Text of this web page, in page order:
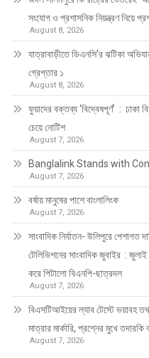
সংযোগ ও প্রশাসনিক নিয়ন্ত্রণ নিয়ে
August 8, 2026
যাত্রাবাড়ীতে ডিএনসি’র ঝটিকা
গ্রেপ্তার ১
August 8, 2026
ফুয়াদের বক্তব্য ‘বিদ্বেষপূর্ণ’ : ঢাকা
চেয়ে নোটিশ
August 7, 2026
Banglalink Stands with
August 7, 2026
বর্ষায় মানুষের পাশে বাংলালিংক
August 7, 2026
সাংবাদিক নির্যাতন- উলিপুরে পেশাগত
টেলিভিশনের সাংবাদিক জুবাইর :
করে পিটালো বিএনপি-ছাত্রদল
August 7, 2026
বিএসটিআইয়ের ল্যাব টেস্টে ভয়াবহ
মাত্রার মার্কারি, প্রশ্নের মুখে তদারকি
August 7, 2026